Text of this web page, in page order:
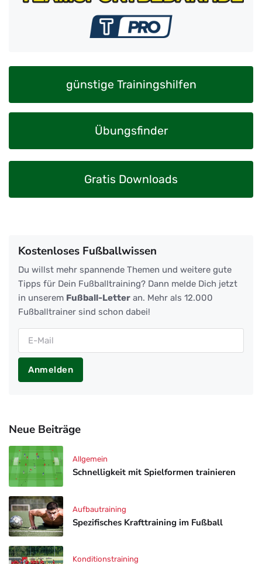
günstige Trainingshilfen
Übungsfinder
Gratis Downloads
Kostenloses Fußballwissen
Du willst mehr spannende Themen und weitere gute
Tipps für Dein Fußballtraining? Dann melde Dich jetzt
in unserem Fußball-Letter an. Mehr als 12.000
Fußballtrainer sind schon dabei!
Anmelden
Neue Beiträge
Schnelligkeit mit Spielformen trainieren
Allgemein
Spezifisches Krafttraining im Fußball
Aufbautraining
Konditionstraining